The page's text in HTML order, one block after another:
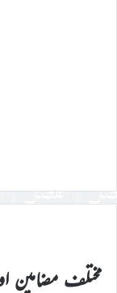
مختلف مضامین